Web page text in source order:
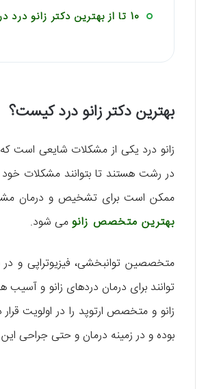
10 تا از بهترین دکتر زانو درد در رشت را بشناسید!
بهترین دکتر زانو درد کیست؟
زانو درد یکی از مشکلات شایعی است که
در رشت هستند تا بتوانند مشکلات خود
ممکن است برای تشخیص و درمان
بهترین متخصص زانومی شود.
متخصصین توانبخشی، فیزیوتراپی و
توانند برای درمان دردهای زانو و
زانو و متخصص ارتوپد را در اولویت
بوده و در زمینه درمان و حتی جراحی